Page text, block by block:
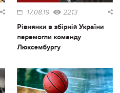
17.08.19 2213
Рівнянки в збірній України
перемогли команду
Люксембургу